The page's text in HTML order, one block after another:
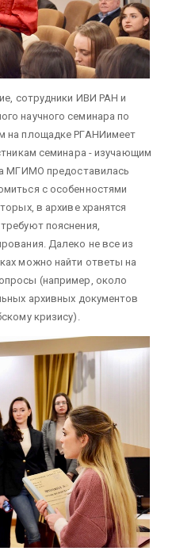
сотрудники ИВИ РАН и
научного семинара по
на площадкеРГАНИимеет
семинара - изучающим
МГИМО предоставилась
с особенностями
в архиве хранятся
пояснения,
Далеко не все из
можно найти ответы на
(например, около
архивных документов
кризису).